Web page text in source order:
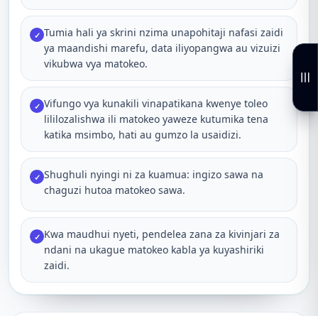
✓ Tumia hali ya skrini nzima unapohitaji nafasi zaidi
ya maandishi marefu, data iliyopangwa au vizuizi
vikubwa vya matokeo.
✓ Vifungo vya kunakili vinapatikana kwenye toleo
lililozalishwa ili matokeo yaweze kutumika tena
katika msimbo, hati au gumzo la usaidizi.
✓ Shughuli nyingi ni za kuamua: ingizo sawa na
chaguzi hutoa matokeo sawa.
✓ Kwa maudhui nyeti, pendelea zana za kivinjari za
ndani na ukague matokeo kabla ya kuyashiriki
zaidi.